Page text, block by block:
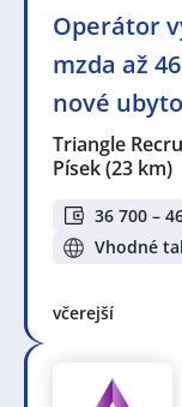
Operátor
mzda až
nové
Triangle
Písek(23 km)
36 700 –
Vhodné
včerejší